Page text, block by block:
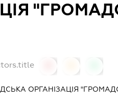
ОРГАНІЗАЦІЯ